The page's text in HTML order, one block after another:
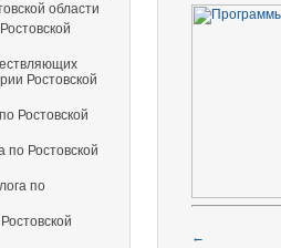
области
Ростовской
Ростовской
по Ростовской
по
←